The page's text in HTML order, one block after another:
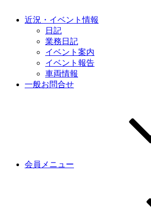
近況・イベント情報
日記
業務日記
イベント案内
イベント報告
車両情報
一般お問合せ
会員メニュー